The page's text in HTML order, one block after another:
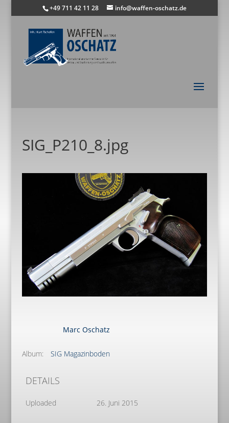
+49 711 42 11 28 info@waffen-oschatz.de
SIG_P210_8.jpg
Marc Oschatz
Album: SIG Magazinboden
DETAILS
Uploaded 26. Juni 2015